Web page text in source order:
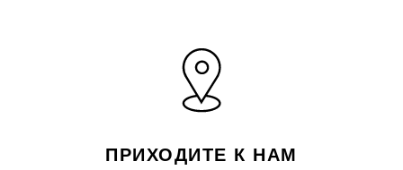
ПРИХОДИТЕ К НАМ